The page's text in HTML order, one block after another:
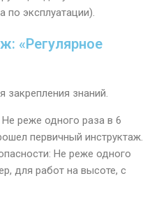
по эксплуатации).
«Регулярное
закрепления знаний.
реже одного раза в 6
первичный инструктаж.
Не реже одного
для работ на высоте, с